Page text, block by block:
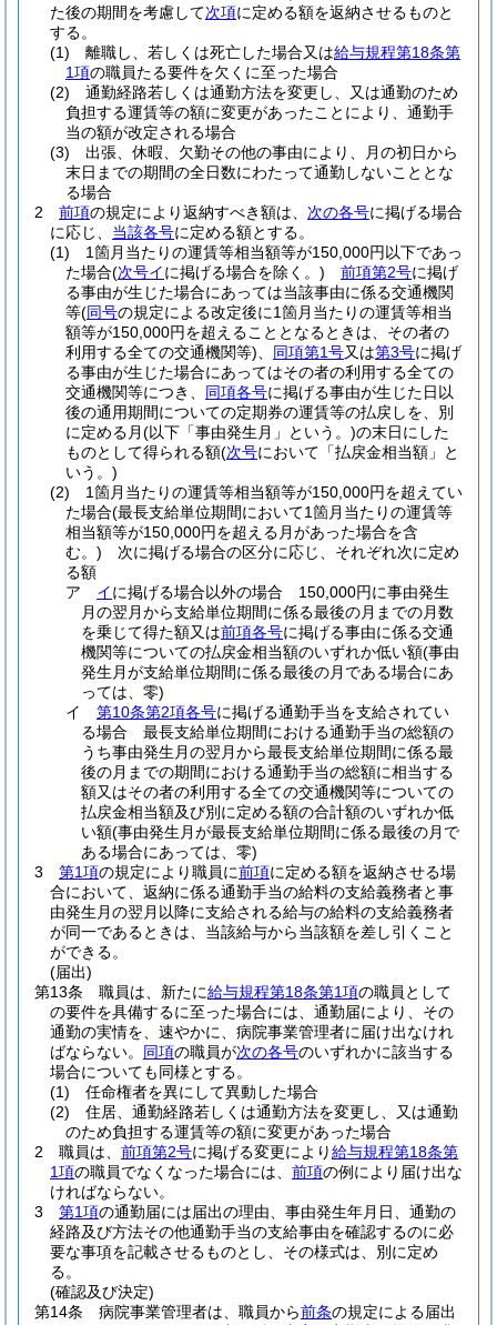
た後の期間を考慮して次項に定める額を返納させるものと
する。
(1)
離職し、若しくは死亡した場合又は給与規程第18条第
1項の職員たる要件を欠くに至った場合
(2)
通勤経路若しくは通勤方法を変更し、又は通勤のため
負担する運賃等の額に変更があったことにより、通勤手
当の額が改定される場合
(3)
出張、休暇、欠勤その他の事由により、月の初日から
末日までの期間の全日数にわたって通勤しないこととな
る場合
2
前項の規定により返納すべき額は、 次の各号に掲げる場合
に応じ、 当該各号に定める額とする。
(1)
1箇月当たりの運賃等相当額等が150,000円以下であっ
た場合(次号イに掲げる場合を除く。) 前項第2号に掲げ
る事由が生じた場合にあっては当該事由に係る交通機関
等(同号の規定による改定後に1箇月当たりの運賃等相当
額等が150,000円を超えることとなるときは、その者の
利用する全ての交通機関等)
同項第1号又は第3号に掲げ
る事由が生じた場合にあってはその者の利用する全ての
交通機関等につき、 同項各号に掲げる事由が生じた日以
後の通用期間についての定期券の運賃等の払戻しを、別
に定める月(以下「事由発生月」という。)の末日にした
ものとして得られる額(次号において「払戻金相当額」と
いう。)
(2)
1箇月当たりの運賃等相当額等が150,000円を超えてい
た場合(最長支給単位期間において1箇月当たりの運賃等
相当額等が150,000円を超える月があった場合を含
む。) 次に掲げる場合の区分に応じ、それぞれ次に定め
る額
ア
イに掲げる場合以外の場合 150,000円に事由発生
月の翌月から支給単位期間に係る最後の月までの月数
を乗じて得た額又は前項各号に掲げる事由に係る交通
機関等についての払戻金相当額のいずれか低い額(事由
発生月が支給単位期間に係る最後の月である場合にあ
っては、零)
イ
第10条第2項各号に掲げる通勤手当を支給されてい
る場合 最長支給単位期間における通勤手当の総額の
うち事由発生月の翌月から最長支給単位期間に係る最
後の月までの期間における通勤手当の総額に相当する
額又はその者の利用する全ての交通機関等についての
払戻金相当額及び別に定める額の合計額のいずれか低
い額(事由発生月が最長支給単位期間に係る最後の月で
ある場合にあっては、零)
3
第1項の規定により職員に前項に定める額を返納させる場
合において、返納に係る通勤手当の給料の支給義務者と事
由発生月の翌月以降に支給される給与の給料の支給義務者
が同一であるときは、当該給与から当該額を差し引くこと
ができる。
(届出)
第13条
職員は、新たに給与規程第18条第1項の職員として
の要件を具備するに至った場合には、通勤届により、その
通勤の実情を、速やかに、病院事業管理者に届け出なけれ
ばならない。 同項の職員が次の各号のいずれかに該当する
場合についても同様とする。
(1)
任命権者を異にして異動した場合
(2)
住居、通勤経路若しくは通勤方法を変更し、又は通勤
のため負担する運賃等の額に変更があった場合
2
職員は、 前項第2号に掲げる変更により給与規程第18条第
1項の職員でなくなった場合には、 前項の例により届け出な
ければならない。
3
第1項の通勤届には届出の理由、事由発生年月日、通勤の
経路及び方法その他通勤手当の支給事由を確認するのに必
要な事項を記載させるものとし、その様式は、別に定め
る。
(確認及び決定)
第14条
病院事業管理者は、職員から前条の規定による届出